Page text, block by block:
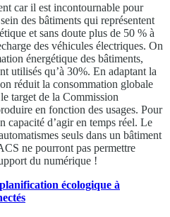
car il est incontournable pour
des bâtiments qui représentent
et sans doute plus de 50 % à
des véhicules électriques. On
énergétique des bâtiments,
utilisés qu’à 30%. En adaptant la
réduit la consommation globale
target de la Commission
en fonction des usages. Pour
capacité d’agir en temps réel. Le
seuls dans un bâtiment
ne pourront pas permettre
du numérique !
écologique à